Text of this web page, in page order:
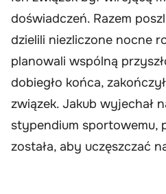
doświadczeń. Razem
dzielili niezliczone nocne
planowali wspólną
dobiegło końca,
związek. Jakub wyjechał
stypendium sportowemu,
została, aby uczęszczać